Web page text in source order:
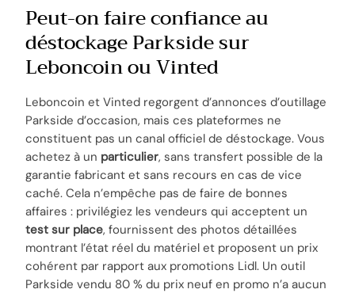
Peut-on faire confiance au
déstockage Parkside sur
Leboncoin ou Vinted
Leboncoin et Vinted regorgent d’annonces d’outillage
Parkside d’occasion, mais ces plateformes ne
constituent pas un canal officiel de déstockage. Vous
achetez à un particulier, sans transfert possible de la
garantie fabricant et sans recours en cas de vice
caché. Cela n’empêche pas de faire de bonnes
affaires : privilégiez les vendeurs qui acceptent un
test sur place, fournissent des photos détaillées
montrant l’état réel du matériel et proposent un prix
cohérent par rapport aux promotions Lidl. Un outil
Parkside vendu 80 % du prix neuf en promo n’a aucun